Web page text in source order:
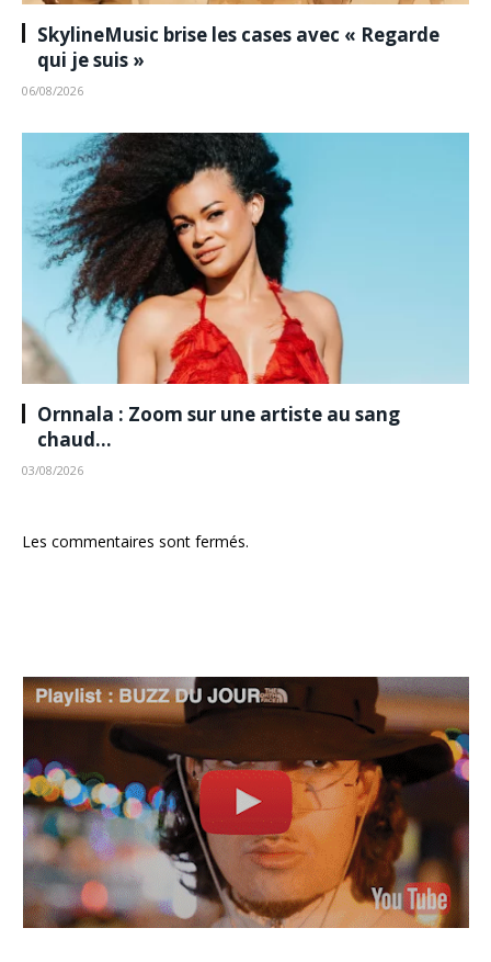
SkylineMusic brise les cases avec « Regarde
qui je suis »
06/08/2026
Ornnala : Zoom sur une artiste au sang
chaud…
03/08/2026
Les commentaires sont fermés.